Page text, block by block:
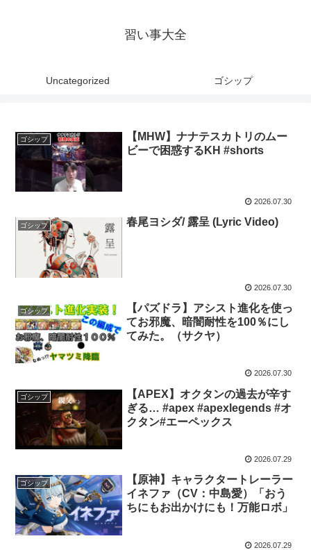
習い事大全
Uncategorized ゴシップ
ゴシップ
【MHW】ナナテスカトリのムー
ビーで困惑するKH #shorts
2026.07.30
ゴシップ 春尾ヨシダ/ 露呈 (Lyric Video)
2026.07.30
ゴシップ
【パズドラ】アシスト進化を使っ
てお邪魔、暗闇耐性を100％にし
てみた。（サクヤ）
2026.07.30
ゴシップ
【APEX】オクタンの過去が辛す
ぎる… #apex #apexlegends #オ
クタン#エーペックス
2026.07.29
ゴシップ
【原神】キャラクタートレーラー
イネファ（CV：中島愛）「おう
ちにもお出かけにも！万能ロボ」
2026.07.29